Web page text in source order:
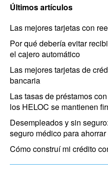
Últimos artículos
Las mejores tarjetas con
Por qué debería evitar
el cajero automático
Las mejores tarjetas de
bancaria
Las tasas de préstamos
los HELOC se mantienen
Desempleados y sin
seguro médico para
Cómo construí mi crédito